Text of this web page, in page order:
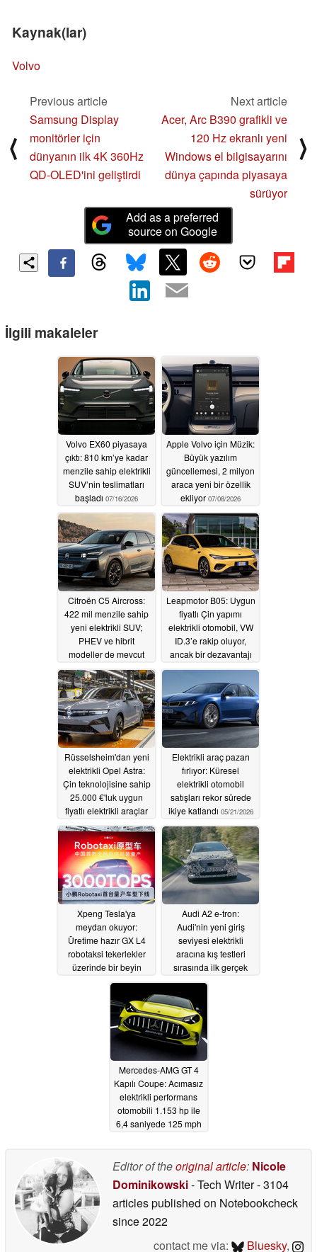
Kaynak(lar)
Volvo
⟨
Previous article
Samsung Display
monitörler için
dünyanın ilk 4K 360Hz
QD-OLED'ini geliştirdi
Next article
Acer, Arc B390 grafikli ve
120 Hz ekranlı yeni
Windows el bilgisayarını
dünya çapında piyasaya
sürüyor
⟩
Add as a preferred
source on Google
İlgili makaleler
Volvo EX60 piyasaya
çıktı: 810 km’ye kadar
menzile sahip elektrikli
SUV’nin teslimatları
başladı 07/16/2026
Apple Volvo için Müzik:
Büyük yazılım
güncellemesi, 2 milyon
araca yeni bir özellik
ekliyor 07/08/2026
Citroën C5 Aircross:
422 mil menzile sahip
yeni elektrikli SUV;
PHEV ve hibrit
modeller de mevcut
07/07/2026
Leapmotor B05: Uygun
fiyatlı Çin yapımı
elektrikli otomobil, VW
ID.3’e rakip oluyor,
ancak bir dezavantajı
var06/17/2026
Rüsselsheim'dan yeni
elektrikli Opel Astra:
Çin teknolojisine sahip
25.000 €'luk uygun
fiyatlı elektrikli araçlar
bir dönüşü tetikleyecek
mi?06/09/2026
Elektrikli araç pazarı
fırlıyor: Küresel
elektrikli otomobil
satışları rekor sürede
ikiye katlandı 05/21/2026
Xpeng Tesla'ya
meydan okuyor:
Üretime hazır GX L4
robotaksi tekerlekler
üzerinde bir beyin
05/20/2026
Audi A2 e-tron:
Audi'nin yeni giriş
seviyesi elektrikli
aracına kış testleri
sırasında ilk gerçek
bakış05/20/2026
Mercedes-AMG GT 4
Kapılı Coupe: Acımasız
elektrikli performans
otomobili 1.153 hp ile
6,4 saniyede 125 mph
Editor of theoriginal article: Nicole
Dominikowski- Tech Writer- 3104
articles published on Notebookcheck
since 2022
contact me via:
Bluesky,